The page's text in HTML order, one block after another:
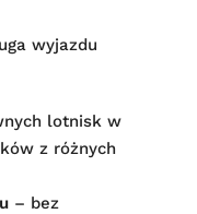
wyjazdu
lotnisk w
z różnych
– bez